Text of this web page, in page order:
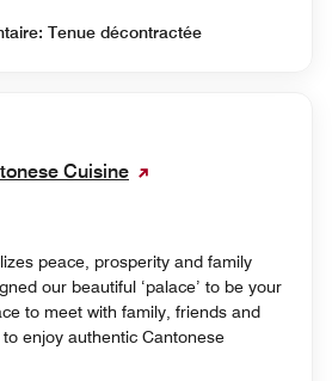
Tenue décontractée
Cuisine
peace, prosperity and family
our beautiful ‘palace’ to be your
to meet with family, friends and
enjoy authentic Cantonese